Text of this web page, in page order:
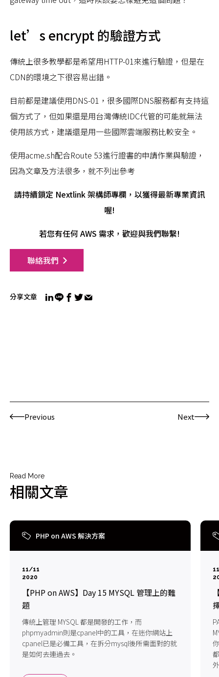
let’s encrypt 的驗證方式
傳統上很多教學都是希望用HTTP-01來進行驗證，但是在
CDN的環境之下很容易出錯。
目前都是建議使用DNS-01，很多國際DNS服務都有支持這
個方式了，但如果還是用台灣傳統IDC代管的可能就無法
使用該方式，建議還是用一些國際雲端服務比較安全。
使用acme.sh配合Route 53進行證書的申請作業與驗證，
因為文章及方法很多，就不列出參考
請持續鎖定 Nextlink 架構師專欄，以獲得最新專業資訊
喔!
若您有任何 AWS 需求，歡迎與我們聯繫!
聯絡我們
分享文章
Previous Next
Read More
相關文章
PHP on AWS 解決方案
11/11
2020
【PHP on AWS】Day 15 MYSQL 管理上的難
題
傳統上管理 MYSQL 都是開發的工作，而
phpmyadmin則是cpanel中的工具，在迷你網站上
cpanel已是必備工具，在拆分mysql後所需面對的就
是如何去連過去。